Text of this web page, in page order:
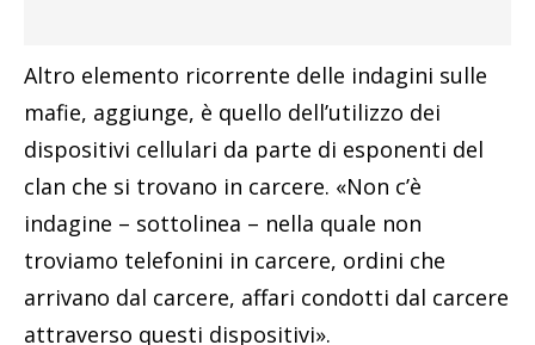
Altro elemento ricorrente delle indagini sulle
mafie, aggiunge, è quello dell’utilizzo dei
dispositivi cellulari da parte di esponenti del
clan che si trovano in carcere. «Non c’è
indagine – sottolinea – nella quale non
troviamo telefonini in carcere, ordini che
arrivano dal carcere, affari condotti dal carcere
attraverso questi dispositivi».